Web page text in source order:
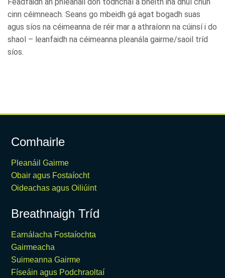
cinn céimneach. Seans go mbeidh gá agat bogadh suas
agus síos na céimeanna de réir mar a athraíonn na cúinsí i do
shaol – leanfaidh na céimeanna pleanála gairme/saoil tríd
síos.
Comhairle
Pleanáil Gairme
Obair agus Fostaíocht
Oideachas agus Oiliúint
Breathnaigh Tríd
Earnálacha Fostaíochta
Gairmeacha
Suimeanna Gairme
Físeáin agus Podchraoltaí